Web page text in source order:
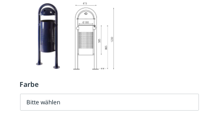
Farbe
Bitte wählen